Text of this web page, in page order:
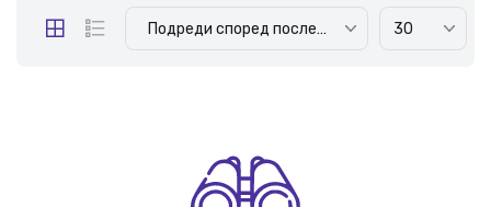
Подреди според последните производи 30